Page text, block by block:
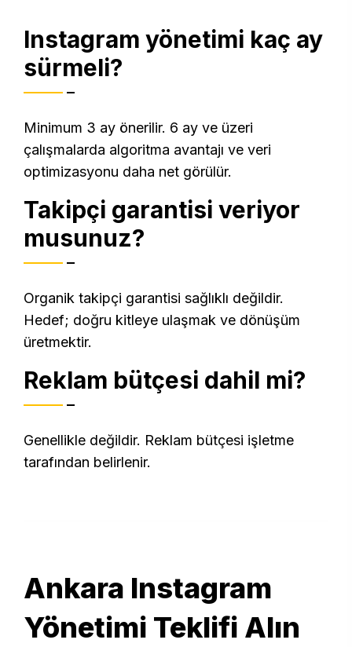
Instagram yönetimi kaç ay
sürmeli?
Minimum 3 ay önerilir. 6 ay ve üzeri
çalışmalarda algoritma avantajı ve veri
optimizasyonu daha net görülür.
Takipçi garantisi veriyor
musunuz?
Organik takipçi garantisi sağlıklı değildir.
Hedef; doğru kitleye ulaşmak ve dönüşüm
üretmektir.
Reklam bütçesi dahil mi?
Genellikle değildir. Reklam bütçesi işletme
tarafından belirlenir.
Ankara Instagram
Yönetimi Teklifi Alın